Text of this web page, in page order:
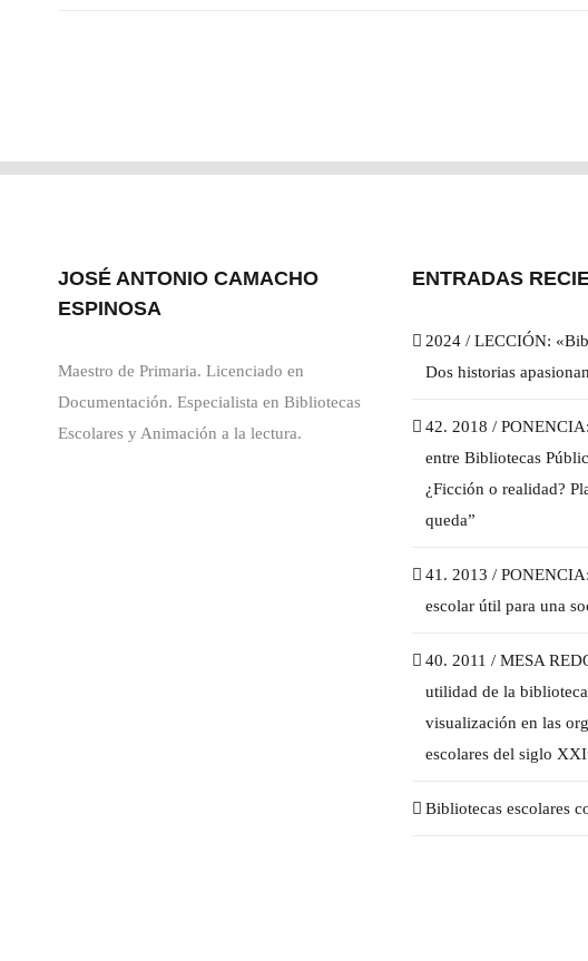
JOSÉ ANTONIO CAMACHO
ESPINOSA
Maestro de Primaria. Licenciado en
Documentación. Especialista en Bibliotecas
Escolares y Animación a la lectura.
ENTRADAS
2024 / LECCIÓN:
Dos historias
42. 2018 /
entre Bibliotecas
¿Ficción o realidad?
queda”
41. 2013 /
escolar útil para una
40. 2011 / MESA
utilidad de la
visualización en las
escolares del siglo
Bibliotecas escolares